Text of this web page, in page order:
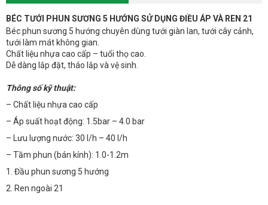
BÉC TƯỚI PHUN SƯƠNG 5 HƯỚNG SỬ DỤNG ĐIỀU ÁP VÀ REN 21
Béc phun sương 5 hướng chuyên dùng tưới giàn lan, tưới cây cảnh,
tưới làm mát không gian.
Chất liệu nhựa cao cấp – tuổi thọ cao.
Dễ dàng lắp đặt, tháo lắp và vệ sinh.
Thông số kỹ thuật:
– Chất liệu nhựa cao cấp
– Áp suất hoạt động: 1.5bar – 4.0 bar
– Lưu lượng nước: 30 l/h – 40 l/h
– Tầm phun (bán kính): 1.0-1.2m
1. Đầu phun sương 5 hướng
2. Ren ngoài 21